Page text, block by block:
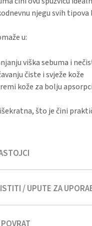
njegu svih tipova
u:
viška sebuma i
čiste i svježe kože
kože za bolju
što je čini
Cocamidopropyl
Chamomilla
/ UPUTE ZA